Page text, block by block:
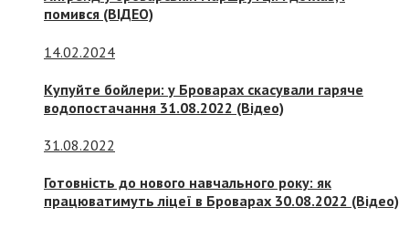
помився (ВІДЕО)
14.02.2024
Купуйте бойлери: у Броварах скасували гаряче
водопостачання 31.08.2022 (Відео)
31.08.2022
Готовність до нового навчального року: як
працюватимуть ліцеї в Броварах 30.08.2022 (Відео)